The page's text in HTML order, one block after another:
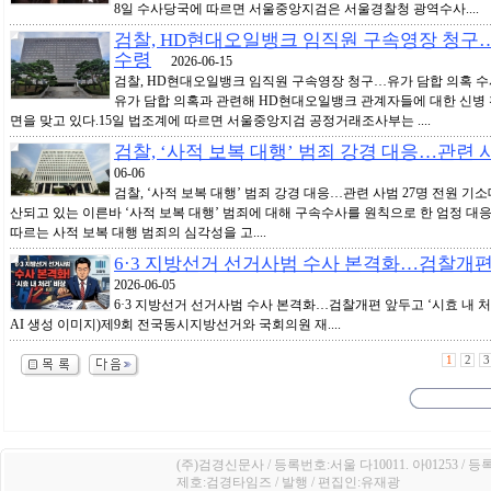
8일 수사당국에 따르면 서울중앙지검은 서울경찰청 광역수사....
검찰, HD현대오일뱅크 임직원 구속영장 청
수령
2026-06-15
검찰, HD현대오일뱅크 임직원 구속영장 청구…유가 담합 의혹
유가 담합 의혹과 관련해 HD현대오일뱅크 관계자들에 대한 신
면을 맞고 있다.15일 법조계에 따르면 서울중앙지검 공정거래조사부는 ....
검찰, ‘사적 보복 대행’ 범죄 강경 대응…관련
06-06
검찰, ‘사적 보복 대행’ 범죄 강경 대응…관련 사범 27명 전원 기
산되고 있는 이른바 ‘사적 보복 대행’ 범죄에 대해 구속수사를 원칙으로 한 엄정 대
따르는 사적 보복 대행 범죄의 심각성을 고....
6·3 지방선거 선거사범 수사 본격화…검찰개
2026-06-05
6·3 지방선거 선거사범 수사 본격화…검찰개편 앞두
AI 생성 이미지)제9회 전국동시지방선거와 국회의원 재....
1 2 3
(주)검경신문사 / 등록번호:서울 다10011. 아01253 / 등
제호:검경타임즈 / 발행 / 편집인:유재광